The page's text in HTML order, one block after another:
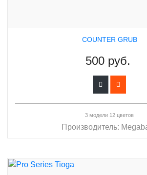
COUNTER GRUB
500 руб.
3 модели 12 цветов
Производитель: